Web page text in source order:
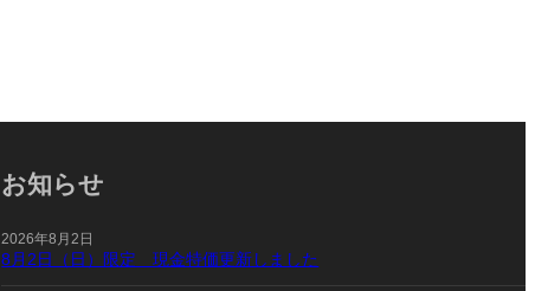
お知らせ
2026年8月2日
8月2日（日）限定 現金特価更新しました